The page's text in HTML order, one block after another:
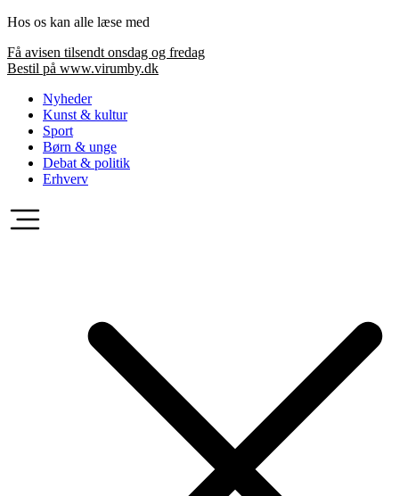
Hos os kan alle læse med
Få avisen tilsendt onsdag og fredag
Bestil på www.virumby.dk
Nyheder
Kunst & kultur
Sport
Børn & unge
Debat & politik
Erhverv